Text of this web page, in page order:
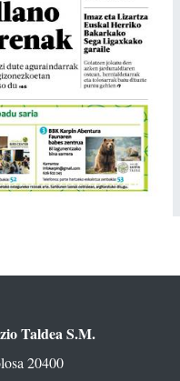
Taldea S.M.
20400